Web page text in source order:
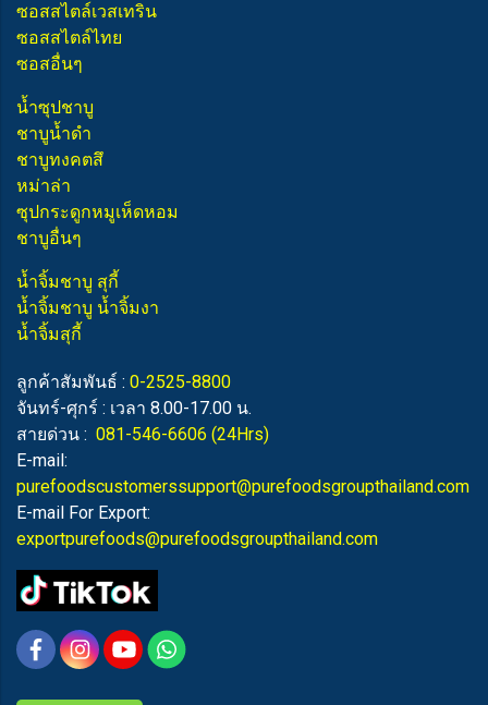
ซอสสไตล์เวสเทริน
ซอสสไตล์ไทย
ซอสอื่นๆ
น้ำซุปชาบู
ชาบูน้ำดำ
ชาบูทงคตสึ
หม่าล่า
ซุปกระดูกหมูเห็ดหอม
ชาบูอื่นๆ
น้ำจิ้มชาบู สุกี้
น้ำจิ้มชาบู น้ำจิ้มงา
น้ำจิ้มสุกี้
ลูกค้าสัมพันธ์ : 0-2525-8800
จันทร์-ศุกร์ : เวลา 8.00-17.00 น.
สายด่วน : 081-546-6606 (24Hrs)
E-mail:
purefoodscustomerssupport@purefoodsgroupthailand.com
E-mail For Export:
exportpurefoods@purefoodsgroupthailand.com